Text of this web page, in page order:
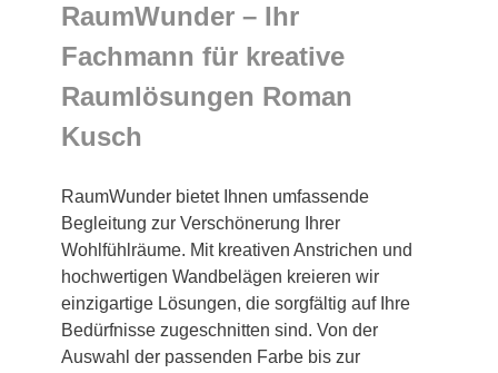
RaumWunder – Ihr
Fachmann für kreative
Raumlösungen Roman
Kusch
RaumWunder bietet Ihnen umfassende
Begleitung zur Verschönerung Ihrer
Wohlfühlräume. Mit kreativen Anstrichen und
hochwertigen Wandbelägen kreieren wir
einzigartige Lösungen, die sorgfältig auf Ihre
Bedürfnisse zugeschnitten sind. Von der
Auswahl der passenden Farbe bis zur